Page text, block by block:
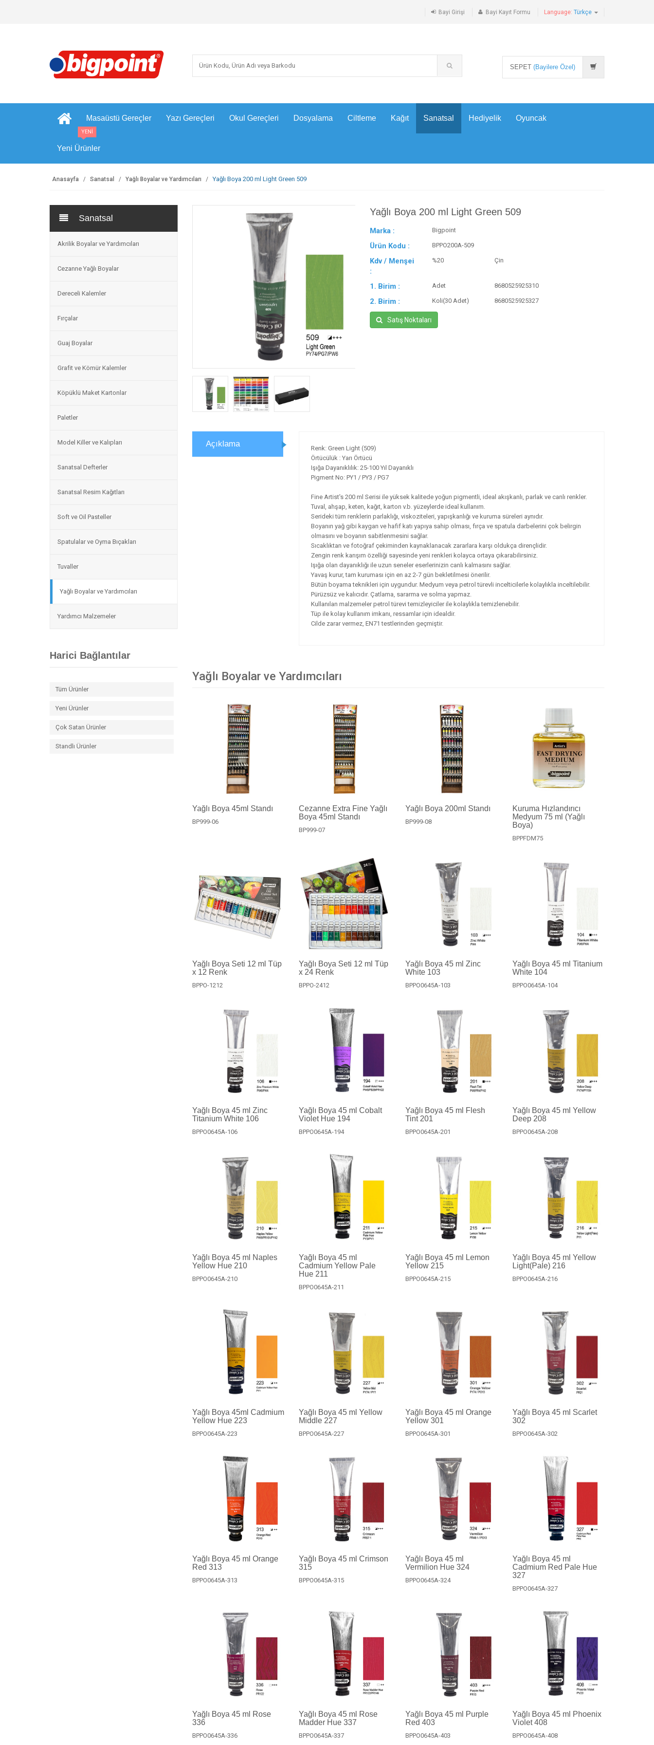
Bayi Girişi Bayi Kayıt Formu Language: Türkçe
SEPET (Bayilere Özel)
Masaüstü Gereçler Yazı Gereçleri Okul Gereçleri Dosyalama Ciltleme Kağıt Sanatsal Hediyelik Oyuncak
Yeni Ürünler
YENİ
Anasayfa Sanatsal Yağlı Boyalar ve Yardımcıları Yağlı Boya 200 ml Light Green 509
Sanatsal
Akrilik Boyalar ve Yardımcıları
Cezanne Yağlı Boyalar
Dereceli Kalemler
Fırçalar
Guaj Boyalar
Grafit ve Kömür Kalemler
Köpüklü Maket Kartonlar
Paletler
Model Killer ve Kalıpları
Sanatsal Defterler
Sanatsal Resim Kağıtları
Soft ve Oil Pasteller
Spatulalar ve Oyma Bıçakları
Tuvaller
Yağlı Boyalar ve Yardımcıları
Yardımcı Malzemeler
Harici Bağlantılar
Tüm Ürünler
Yeni Ürünler
Çok Satan Ürünler
Standlı Ürünler
Yağlı Boya 200 ml Light Green 509
Marka : Bigpoint
Ürün Kodu : BPPO200A-509
Kdv / Menşei
:
%20 Çin
1. Birim : Adet 8680525925310
2. Birim : Koli(30 Adet) 8680525925327
Satış Noktaları
Açıklama
Renk: Green Light (509)
Örtücülük : Yarı Örtücü
Işığa Dayanıklılık: 25-100 Yıl Dayanıklı
Pigment No: PY1 / PY3 / PG7
Fine Artist's 200 ml Serisi ile yüksek kalitede yoğun pigmentli, ideal akışkanlı, parlak ve canlı renkler.
Tuval, ahşap, keten, kağıt, karton v.b. yüzeylerde ideal kullanım.
Serideki tüm renklerin parlaklığı, viskoziteleri, yapışkanlığı ve kuruma süreleri aynıdır.
Boyanın yağ gibi kaygan ve hafif katı yapıya sahip olması, fırça ve spatula darbelerini çok belirgin
olmasını ve boyanın sabitlenmesini sağlar.
Sıcaklıktan ve fotoğraf çekiminden kaynaklanacak zararlara karşı oldukça dirençlidir.
Zengin renk karışım özelliği sayesinde yeni renkleri kolayca ortaya çıkarabilirsiniz.
Işığa olan dayanıklığı ile uzun seneler eserlerinizin canlı kalmasını sağlar.
Yavaş kurur, tam kuruması için en az 2-7 gün bekletilmesi önerilir.
Bütün boyama teknikleri için uygundur. Medyum veya petrol türevli incelticilerle kolaylıkla inceltilebilir.
Pürüzsüz ve kalıcıdır. Çatlama, sararma ve solma yapmaz.
Kullanılan malzemeler petrol türevi temizleyiciler ile kolaylıkla temizlenebilir.
Tüp ile kolay kullanım imkanı, ressamlar için idealdir.
Cilde zarar vermez, EN71 testlerinden geçmiştir.
Yağlı Boyalar ve Yardımcıları
Yağlı Boya 45ml Standı
BP999-06
Cezanne Extra Fine Yağlı
Boya 45ml Standı
BP999-07
Yağlı Boya 200ml Standı
BP999-08
Kuruma Hızlandırıcı
Medyum 75 ml (Yağlı
Boya)
BPPFDM75
Yağlı Boya Seti 12 ml Tüp
x 12 Renk
BPPO-1212
Yağlı Boya Seti 12 ml Tüp
x 24 Renk
BPPO-2412
Yağlı Boya 45 ml Zinc
White 103
BPPO0645A-103
Yağlı Boya 45 ml Titanium
White 104
BPPO0645A-104
Yağlı Boya 45 ml Zinc
Titanium White 106
BPPO0645A-106
Yağlı Boya 45 ml Cobalt
Violet Hue 194
BPPO0645A-194
Yağlı Boya 45 ml Flesh
Tint 201
BPPO0645A-201
Yağlı Boya 45 ml Yellow
Deep 208
BPPO0645A-208
Yağlı Boya 45 ml Naples
Yellow Hue 210
BPPO0645A-210
Yağlı Boya 45 ml
Cadmium Yellow Pale
Hue 211
BPPO0645A-211
Yağlı Boya 45 ml Lemon
Yellow 215
BPPO0645A-215
Yağlı Boya 45 ml Yellow
Light(Pale) 216
BPPO0645A-216
Yağlı Boya 45ml Cadmium
Yellow Hue 223
BPPO0645A-223
Yağlı Boya 45 ml Yellow
Middle 227
BPPO0645A-227
Yağlı Boya 45 ml Orange
Yellow 301
BPPO0645A-301
Yağlı Boya 45 ml Scarlet
302
BPPO0645A-302
Yağlı Boya 45 ml Orange
Red 313
BPPO0645A-313
Yağlı Boya 45 ml Crimson
315
BPPO0645A-315
Yağlı Boya 45 ml
Vermilion Hue 324
BPPO0645A-324
Yağlı Boya 45 ml
Cadmium Red Pale Hue
327
BPPO0645A-327
Yağlı Boya 45 ml Rose
336
BPPO0645A-336
Yağlı Boya 45 ml Rose
Madder Hue 337
BPPO0645A-337
Yağlı Boya 45 ml Purple
Red 403
BPPO0645A-403
Yağlı Boya 45 ml Phoenix
Violet 408
BPPO0645A-408